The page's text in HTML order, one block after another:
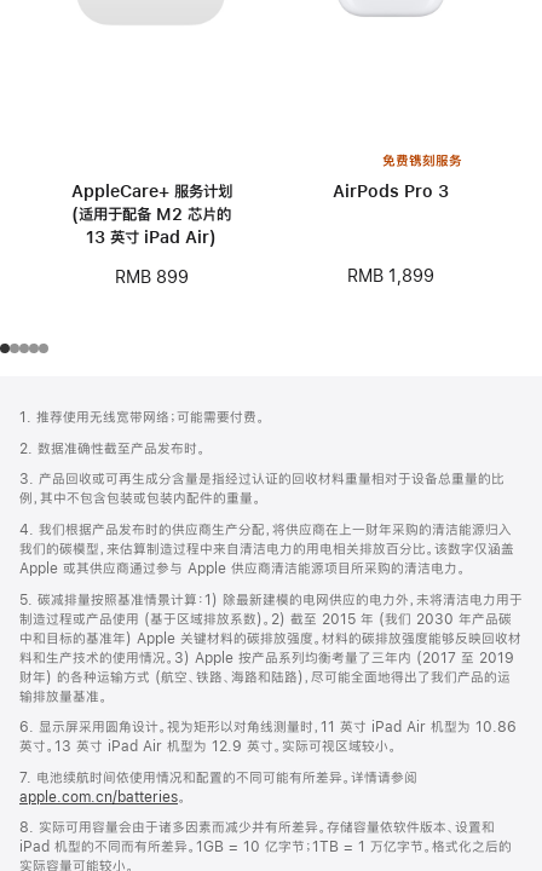
AppleCare+ 服务计划
(适用于配备 M2 芯片的
13 英寸 iPad Air)
RMB 899
免费镌刻服务
AirPods Pro 3
RMB 1,899
页
页
脚
注
1. 推荐使用无线宽带网络；可能需要付费。
2. 数据准确性截至产品发布时。
3. 产品回收或可再生成分含量是指经过认证的回收材料重量相对于设备总重量的比
例，其中不包含包装或包装内配件的重量。
4. 我们根据产品发布时的供应商生产分配，将供应商在上一财年采购的清洁能源归入
我们的碳模型，来估算制造过程中来自清洁电力的用电相关排放百分比。该数字仅涵盖
Apple 或其供应商通过参与 Apple 供应商清洁能源项目所采购的清洁电力。
5. 碳减排量按照基准情景计算：1) 除最新建模的电网供应的电力外，未将清洁电力用于
制造过程或产品使用 (基于区域排放系数)。2) 截至 2015 年 (我们 2030 年产品碳
中和目标的基准年) Apple 关键材料的碳排放强度。材料的碳排放强度能够反映回收材
料和生产技术的使用情况。3) Apple 按产品系列均衡考量了三年内 (2017 至 2019
财年) 的各种运输方式 (航空、铁路、海路和陆路)，尽可能全面地得出了我们产品的运
输排放量基准。
6. 显示屏采用圆角设计。视为矩形以对角线测量时，11 英寸 iPad Air 机型为 10.86
英寸。13 英寸 iPad Air 机型为 12.9 英寸。实际可视区域较小。
7. 电池续航时间依使用情况和配置的不同可能有所差异。详情请参阅
apple.com.cn/batteries。
8. 实际可用容量会由于诸多因素而减少并有所差异。存储容量依软件版本、设置和
iPad 机型的不同而有所差异。1GB = 10 亿字节；1TB = 1 万亿字节。格式化之后的
实际容量可能较小。